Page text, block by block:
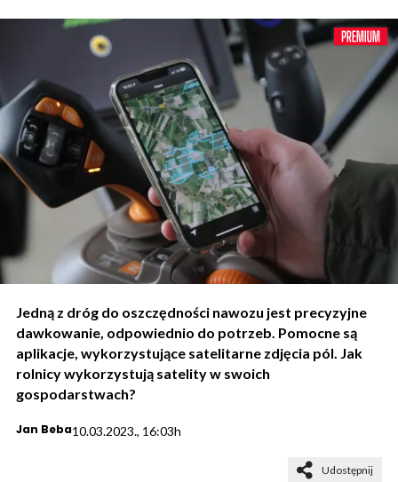
Jedną z dróg do oszczędności nawozu jest precyzyjne
dawkowanie, odpowiednio do potrzeb. Pomocne są
aplikacje, wykorzystujące satelitarne zdjęcia pól. Jak
rolnicy wykorzystują satelity w swoich
gospodarstwach?
Jan Beba10.03.2023., 16:03h
Udostępnij